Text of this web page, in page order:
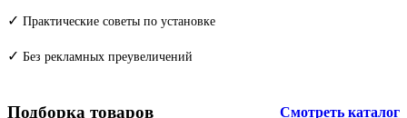
✓ Практические советы по установке
✓ Без рекламных преувеличений
Подборка товаров Смотреть каталог